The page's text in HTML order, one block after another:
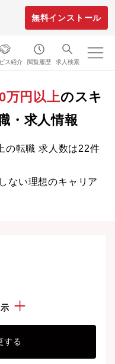
無料インストール
ス紹介 閲覧履歴 求人検索
万円以上のスキ
・求人情報
の転職 求人数は22件
ない理想のキャリア
する